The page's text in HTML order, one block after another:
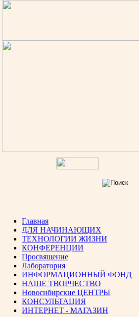
Главная
ДЛЯ НАЧИНАЮЩИХ
ТЕХНОЛОГИИ ЖИЗНИ
КОНФЕРЕНЦИИ
Просвящение
Лаборатория
ИНФОРМАЦИОННЫЙ ФОНД
НАШЕ ТВОРЧЕСТВО
Новосибирские ЦЕНТРЫ
КОНСУЛЬТАЦИЯ
ИНТЕРНЕТ - МАГАЗИН